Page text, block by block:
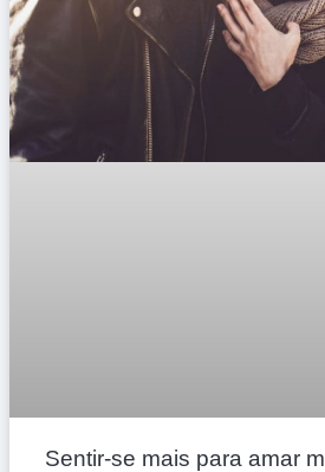
Sentir-se mais para amar